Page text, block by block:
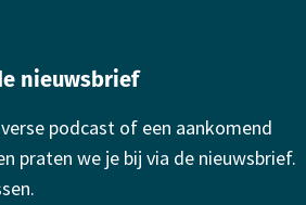
nieuwsbrief
podcast of een aankomend
praten we je bij via de nieuwsbrief.